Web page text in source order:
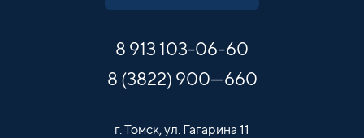
8 913103-06-60
8 (3822) 900—660
г. Томск, ул. Гагарина 11